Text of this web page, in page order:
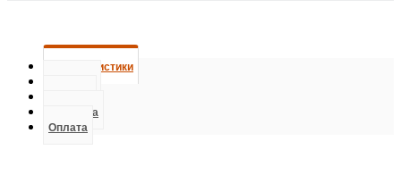
Характеристики
Доставка
Оплата